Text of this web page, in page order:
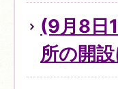
(9月8日
所の開